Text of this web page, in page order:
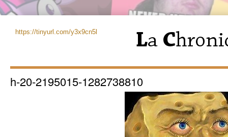
https://tinyurl.com/y3x9cn5l
h-20-2195015-1282738810